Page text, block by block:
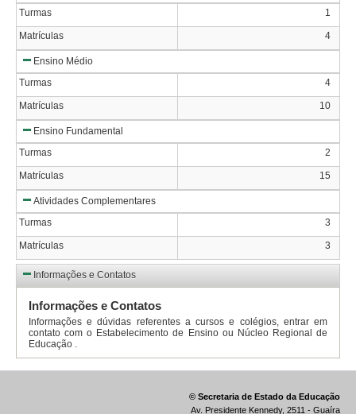
Turmas
1
Matrículas 4
Ensino Médio
Turmas
4
Matrículas 10
Ensino Fundamental
Turmas
2
Matrículas 15
Atividades Complementares
Turmas
3
Matrículas 3
Informações e Contatos
Informações e Contatos
Informações e dúvidas referentes a cursos e colégios, entrar em
contato com o Estabelecimento de Ensino ou Núcleo Regional de
Educação .
© Secretaria de Estado da Educação
Av. Presidente Kennedy, 2511 - Guaíra